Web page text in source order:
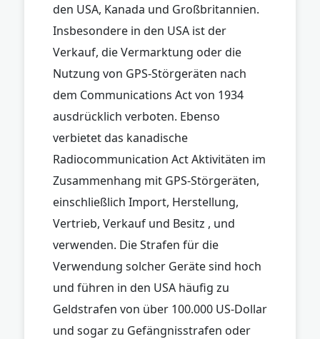
den USA, Kanada und Großbritannien.
Insbesondere in den USA ist der
Verkauf, die Vermarktung oder die
Nutzung von GPS-Störgeräten nach
dem Communications Act von 1934
ausdrücklich verboten. Ebenso
verbietet das kanadische
Radiocommunication Act Aktivitäten im
Zusammenhang mit GPS-Störgeräten,
einschließlich Import, Herstellung,
Vertrieb, Verkauf und Besitz , und
verwenden. Die Strafen für die
Verwendung solcher Geräte sind hoch
und führen in den USA häufig zu
Geldstrafen von über 100.000 US-Dollar
und sogar zu Gefängnisstrafen oder